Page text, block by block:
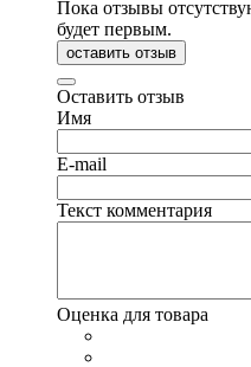
Пока отзывы
будет первым.
оставить отзыв
Оставить отзыв
Имя
E-mail
Текст комментария
Оценка для товара